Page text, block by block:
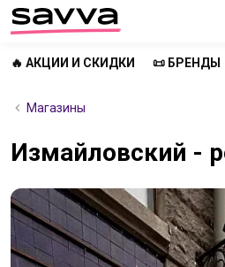
🔥 АКЦИИ И СКИДКИ 📜 БРЕНДЫ
Магазины
Измайловский -